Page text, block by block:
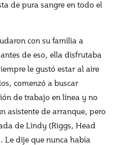
de pura sangre en todo el
con su familia a
de eso, ella disfrutaba
le gustó estar al aire
comenzó a buscar
de trabajo en línea y no
asistente de arranque, pero
de Lindy (Riggs, Head
Le dije que nunca había